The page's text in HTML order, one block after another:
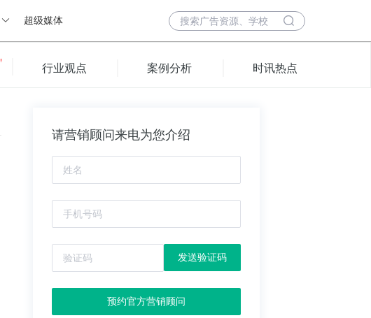
超级媒体
行业观点 案例分析 时讯热点
请营销顾问来电为您介绍
发送验证码
预约官方营销顾问